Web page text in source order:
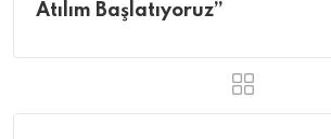
Atılım Başlatıyoruz”